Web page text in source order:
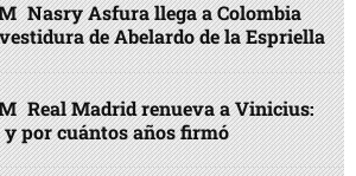
Nasry Asfura llega a Colombia
de Abelardo de la Espriella
Real Madrid renueva a Vinicius:
y por cuántos años firmó